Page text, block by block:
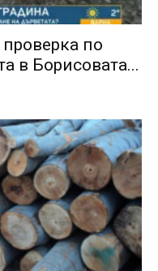
проверка по
в Борисовата...